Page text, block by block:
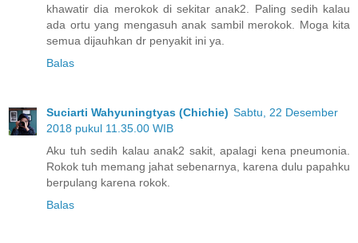
khawatir dia merokok di sekitar anak2. Paling sedih kalau
ada ortu yang mengasuh anak sambil merokok. Moga kita
semua dijauhkan dr penyakit ini ya.
Balas
Suciarti Wahyuningtyas (Chichie) Sabtu, 22 Desember
2018 pukul 11.35.00 WIB
Aku tuh sedih kalau anak2 sakit, apalagi kena pneumonia.
Rokok tuh memang jahat sebenarnya, karena dulu papahku
berpulang karena rokok.
Balas